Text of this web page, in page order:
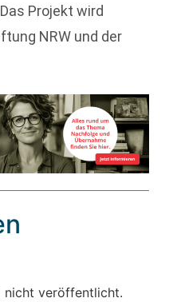
Projekt wird
NRW und der
nicht veröffentlicht.